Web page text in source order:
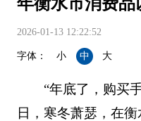
2026-01-13 12:22:52
字体： 小 中 大
“年底了，购买
日，寒冬萧瑟，在